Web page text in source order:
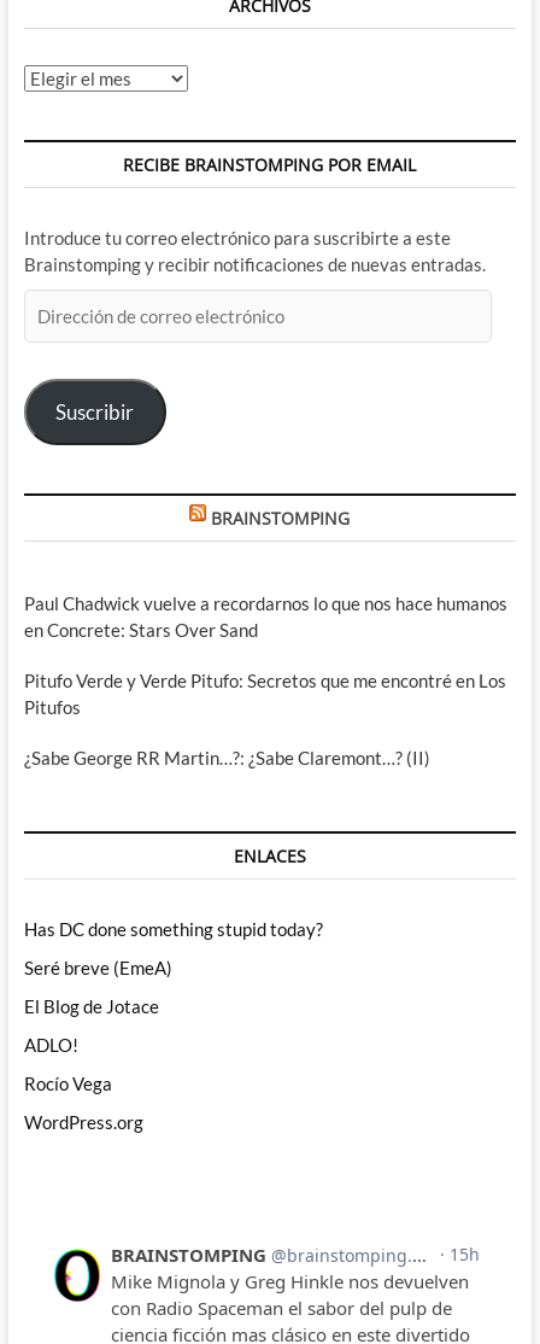
ARCHIVOS
Archivos
RECIBE BRAINSTOMPING POR EMAIL
Introduce tu correo electrónico para suscribirte a este
Brainstomping y recibir notificaciones de nuevas entradas.
de
electrónico
Suscribir
BRAINSTOMPING
Paul Chadwick vuelve a recordarnos lo que nos hace humanos
en Concrete: Stars Over Sand
Pitufo Verde y Verde Pitufo: Secretos que me encontré en Los
Pitufos
¿Sabe George RR Martin…?: ¿Sabe Claremont…? (II)
ENLACES
Has DC done something stupid today?
Seré breve (EmeA)
El Blog de Jotace
ADLO!
Rocío Vega
WordPress.org